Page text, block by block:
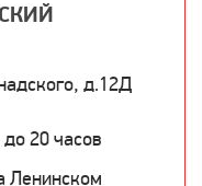
д.12Д
20 часов